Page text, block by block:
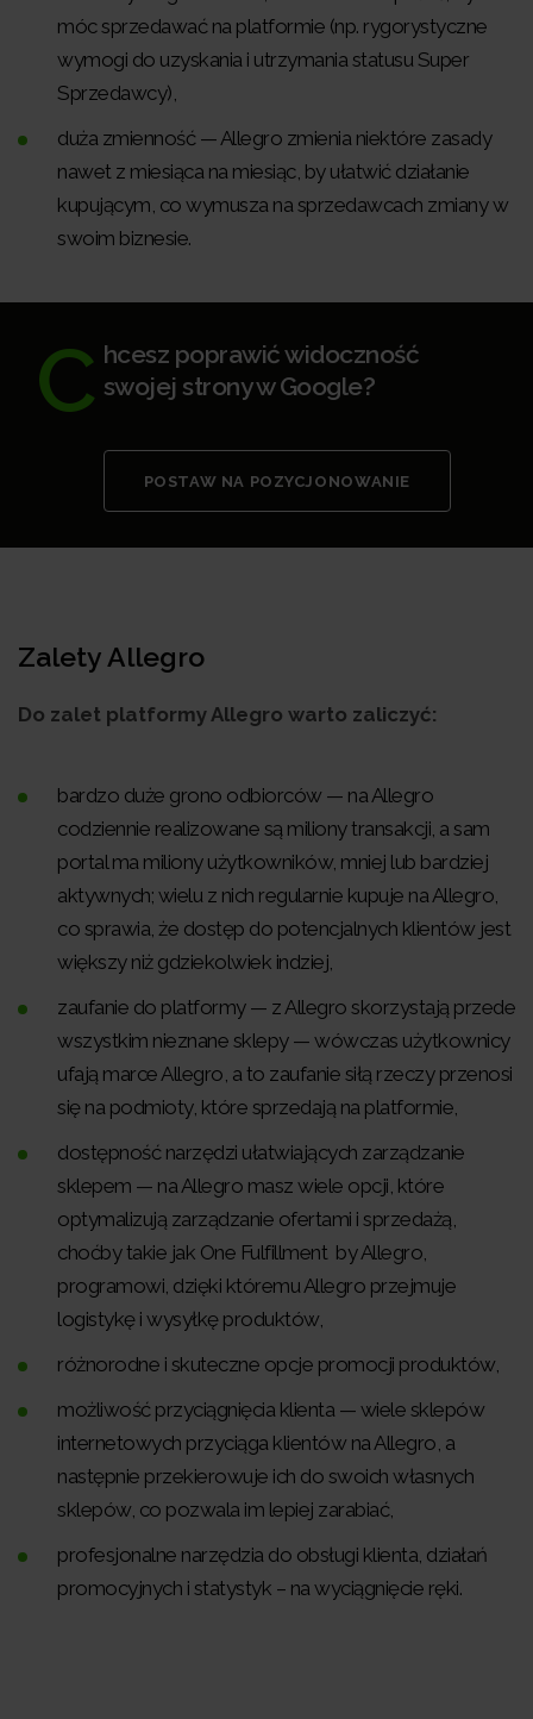
móc sprzedawać na platformie (np. rygorystyczne
wymogi do uzyskania i utrzymania statusu Super
Sprzedawcy),
duża zmienność — Allegro zmienia niektóre zasady
nawet z miesiąca na miesiąc, by ułatwić działanie
kupującym, co wymusza na sprzedawcach zmiany w
swoim biznesie.
C hcesz poprawić widoczność
swojej strony w Google?
POSTAW NA POZYCJONOWANIE
Zalety Allegro
Do zalet platformy Allegro warto zaliczyć:
bardzo duże grono odbiorców — na Allegro
codziennie realizowane są miliony transakcji, a sam
portal ma miliony użytkowników, mniej lub bardziej
aktywnych; wielu z nich regularnie kupuje na Allegro,
co sprawia, że dostęp do potencjalnych klientów jest
większy niż gdziekolwiek indziej,
zaufanie do platformy — z Allegro skorzystają przede
wszystkim nieznane sklepy — wówczas użytkownicy
ufają marce Allegro, a to zaufanie siłą rzeczy przenosi
się na podmioty, które sprzedają na platformie,
dostępność narzędzi ułatwiających zarządzanie
sklepem — na Allegro masz wiele opcji, które
optymalizują zarządzanie ofertami i sprzedażą,
choćby takie jak One Fulfillment by Allegro,
programowi, dzięki któremu Allegro przejmuje
logistykę i wysyłkę produktów,
różnorodne i skuteczne opcje promocji produktów,
możliwość przyciągnięcia klienta — wiele sklepów
internetowych przyciąga klientów na Allegro, a
następnie przekierowuje ich do swoich własnych
sklepów, co pozwala im lepiej zarabiać,
profesjonalne narzędzia do obsługi klienta, działań
promocyjnych i statystyk – na wyciągnięcie ręki.